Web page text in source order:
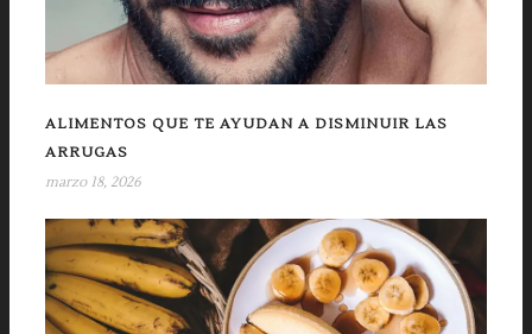
ALIMENTOS QUE TE AYUDAN A DISMINUIR LAS
ARRUGAS
marzo 18, 2026